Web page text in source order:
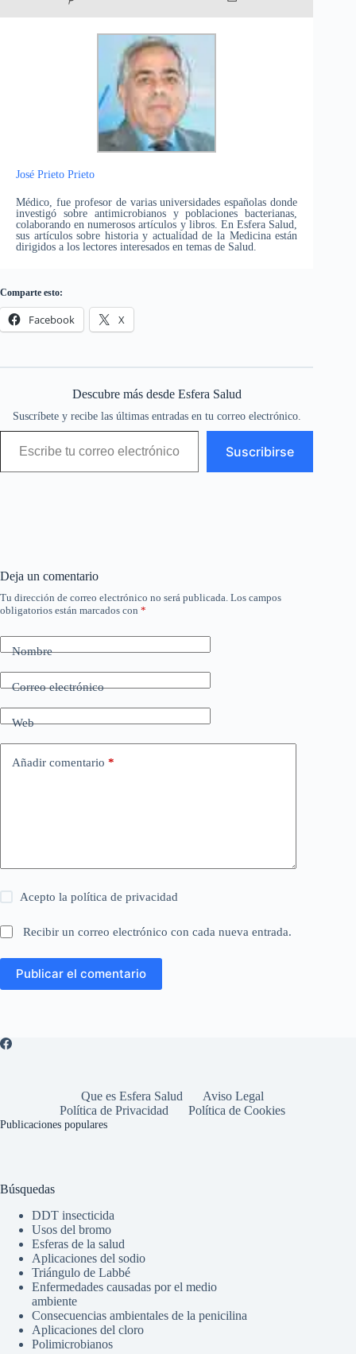
José Prieto Prieto
Médico, fue profesor de varias universidades españolas donde
investigó sobre antimicrobianos y poblaciones bacterianas,
colaborando en numerosos artículos y libros. En Esfera Salud,
sus artículos sobre historia y actualidad de la Medicina están
dirigidos a los lectores interesados en temas de Salud.
Comparte esto:
Facebook X
Descubre más desde Esfera Salud
Suscríbete y recibe las últimas entradas en tu correo electrónico.
Escribe tu correo electrónico…
Suscribirse
Deja un comentario
Tu dirección de correo electrónico no será publicada. Los campos
obligatorios están marcados con *
Nombre
Correo electrónico
Web
Añadir comentario *
Acepto lapolítica de privacidad
Recibir un correo electrónico con cada nueva entrada.
Publicar el comentario
Que es Esfera Salud
Aviso Legal
Política de Privacidad
Política de Cookies
Publicaciones populares
Búsquedas
DDT insecticida
Usos del bromo
Esferas de la salud
Aplicaciones del sodio
Triángulo de Labbé
Enfermedades causadas por el medio
ambiente
Consecuencias ambientales de la penicilina
Aplicaciones del cloro
Polimicrobianos